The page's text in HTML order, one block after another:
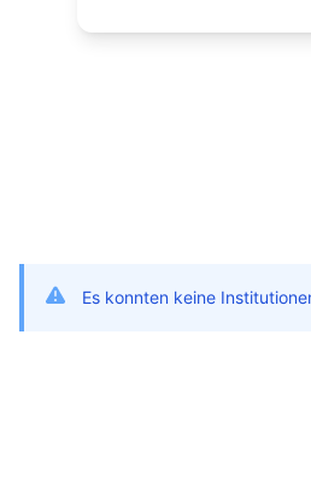
Es konnten keine